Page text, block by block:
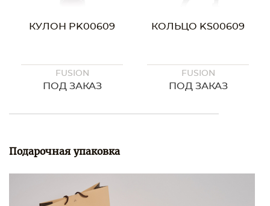
КУЛОН PK00609
FUSION
ПОД ЗАКАЗ
КОЛЬЦО KS00609
FUSION
ПОД ЗАКАЗ
Подарочная упаковка